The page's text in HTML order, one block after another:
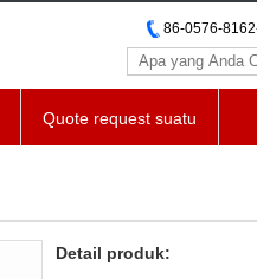
86-0576-
Quote request suatu
Detail produk: